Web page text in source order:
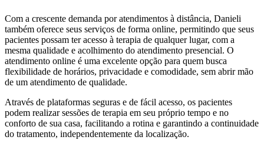
Com a crescente demanda por atendimentos à distância, Danieli
também oferece seus serviços de forma online, permitindo que seus
pacientes possam ter acesso à terapia de qualquer lugar, com a
mesma qualidade e acolhimento do atendimento presencial. O
atendimento online é uma excelente opção para quem busca
flexibilidade de horários, privacidade e comodidade, sem abrir mão
de um atendimento de qualidade.
Através de plataformas seguras e de fácil acesso, os pacientes
podem realizar sessões de terapia em seu próprio tempo e no
conforto de sua casa, facilitando a rotina e garantindo a continuidade
do tratamento, independentemente da localização.